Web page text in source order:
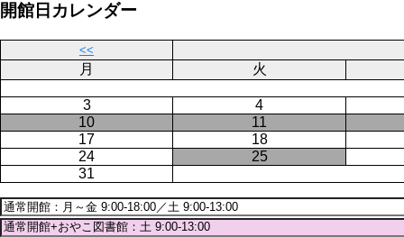
ー
開館日カレンダー
<<
月 火
3
4
10
11
17
18
24
25
31